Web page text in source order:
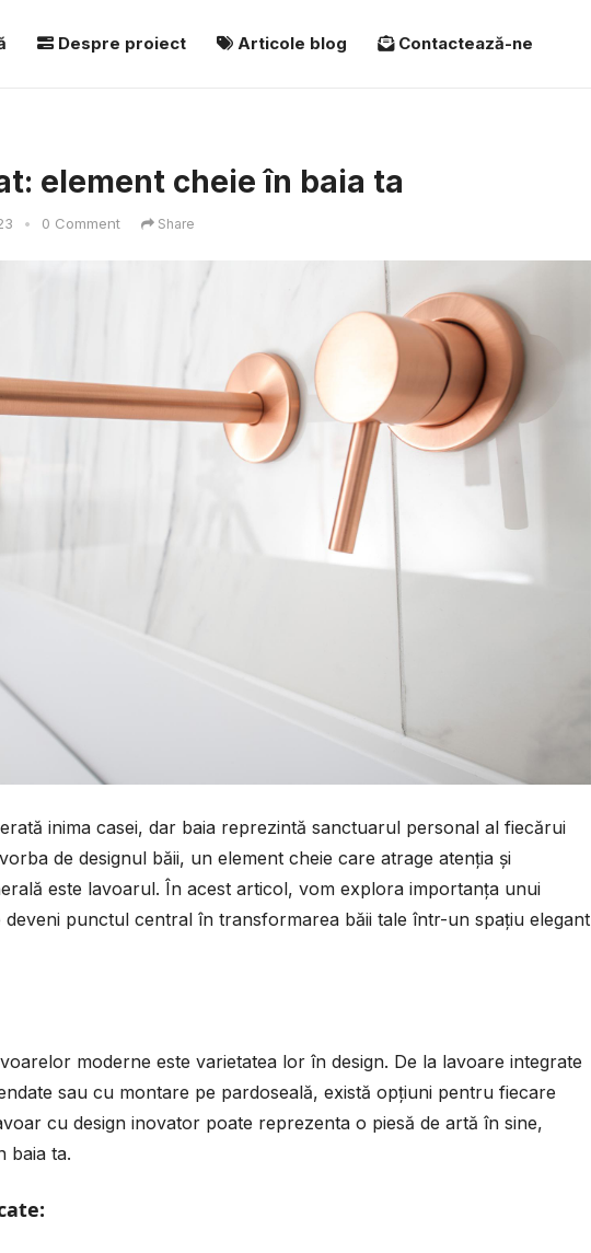
Despre proiect Articole blog Contactează-ne
element cheie în baia ta
• 0 Comment Share
inima casei, dar baia reprezintă sanctuarul personal al fiecărui
de designul băii, un element cheie care atrage atenția și
este lavoarul. În acest articol, vom explora importanța unui
deveni punctul central în transformarea băii tale într-un spațiu elegant
moderne este varietatea lor în design. De la lavoare integrate
sau cu montare pe pardoseală, există opțiuni pentru fiecare
cu design inovator poate reprezenta o piesă de artă în sine,
baia ta.